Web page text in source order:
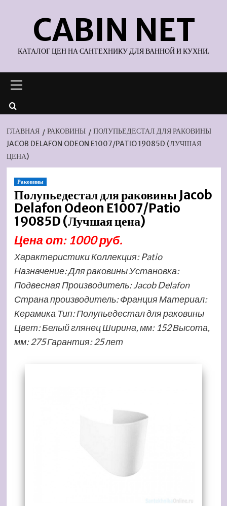
содержимомуCABIN NET
КАТАЛОГ ЦЕН НА САНТЕХНИКУ ДЛЯ ВАННОЙ И КУХНИ.
меню
ГЛАВНАЯ РАКОВИНЫ
ПОЛУПЬЕДЕСТАЛ ДЛЯ РАКОВИНЫ
JACOB DELAFON ODEON E1007/PATIO 19085D (ЛУЧШАЯ
ЦЕНА)
Раковины
Полупьедестал для раковины Jacob
Delafon Odeon E1007/Patio
19085D (Лучшая цена)
Цена от: 1000 руб.
Характеристики Коллекция: Patio
Назначение: Для раковины Установка:
Подвесная Производитель: Jacob Delafon
Страна производитель: Франция Материал:
Керамика Тип: Полупьедестал для раковины
Цвет: Белый глянец Ширина, мм: 152 Высота,
мм: 275 Гарантия: 25 лет